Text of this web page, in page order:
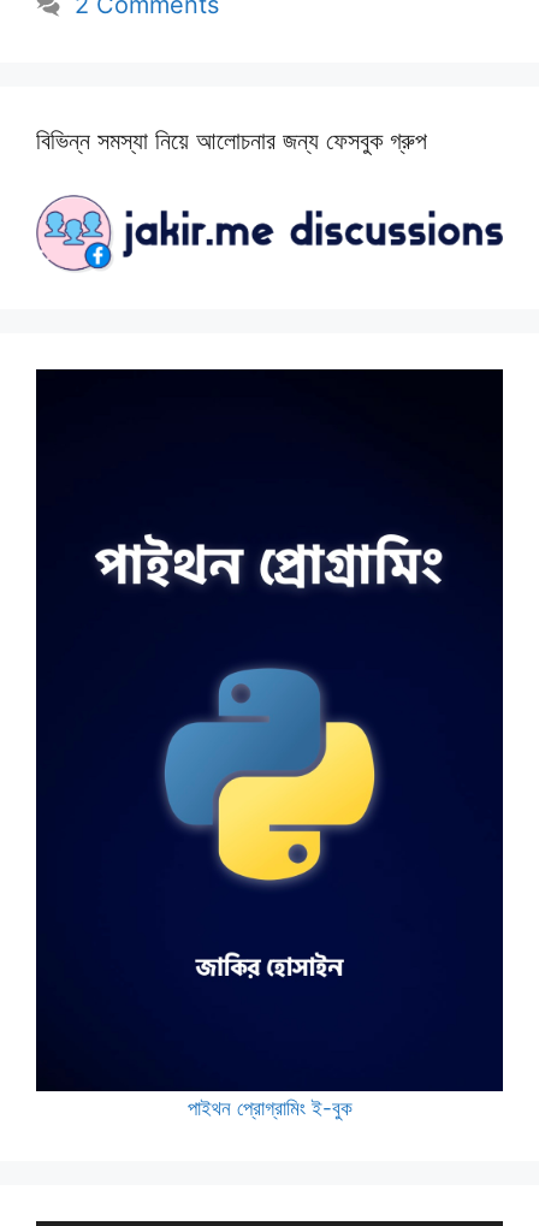
বিভিন্ন সমস্যা নিয়ে আলোচনার জন্য ফেসবুক গ্রুপ
পাইথন প্রোগ্রামিং ই-বুক